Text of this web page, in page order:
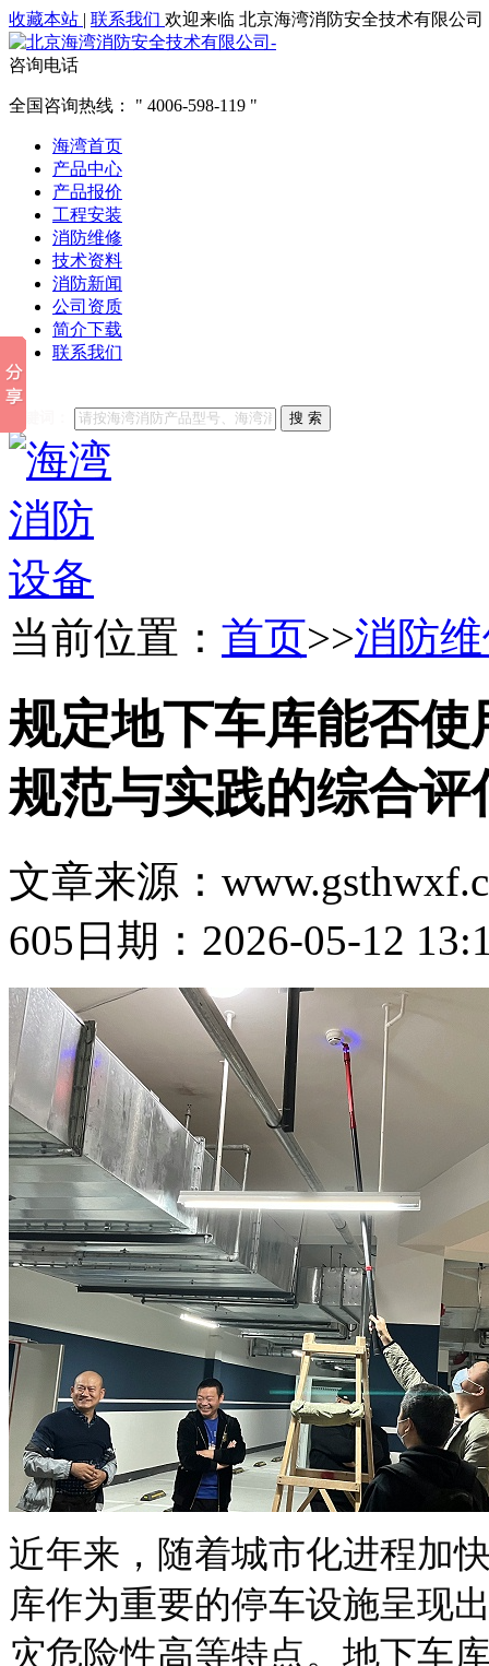
收藏本站 | 联系我们 欢迎来临 北京海湾消防安全技术有限公司
咨询电话
全国咨询热线： 4006-598-119
海湾首页
产品中心
产品报价
工程安装
消防维修
技术资料
消防新闻
公司资质
简介下载
联系我们
他们都在搜索:
搜 索
当前位置： 首页>>消防
规定地下车库能否
规范与实践的综合评
文章来源：
605 日期：2026-05-12
近年来，随着城市化进程加
库作为重要的停车设施呈现
灾危险性高等特点。地下车